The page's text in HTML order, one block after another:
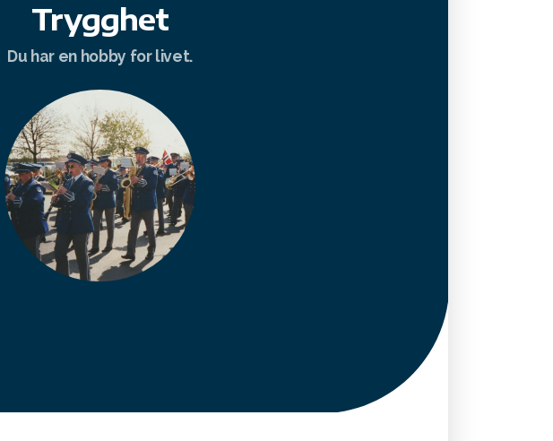
Trygghet
Du har en hobby for livet.